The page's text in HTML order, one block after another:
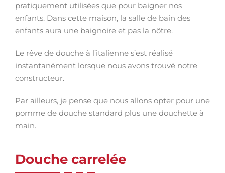
pratiquement utilisées que pour baigner nos
enfants. Dans cette maison, la salle de bain des
enfants aura une baignoire et pas la nôtre.
Le rêve de douche à l’italienne s’est réalisé
instantanément lorsque nous avons trouvé notre
constructeur.
Par ailleurs, je pense que nous allons opter pour une
pomme de douche standard plus une douchette à
main.
Douche carrelée